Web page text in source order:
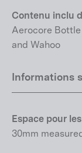
Contenu inclu
Aerocore
and Wahoo
Informations
Espace pour
30mm